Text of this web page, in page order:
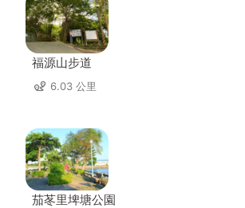
福源山步道
6.03 公里
茄苳里埤塘公園